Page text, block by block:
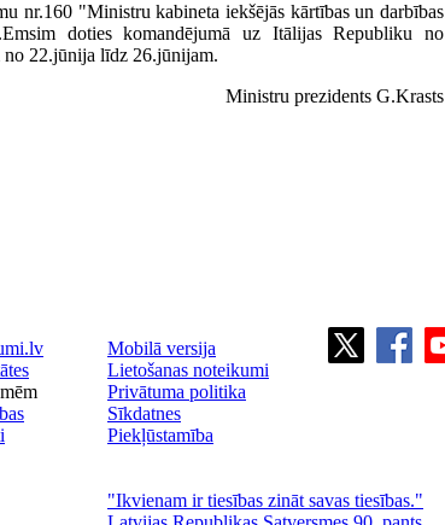
nr.160 "Ministru kabineta iekšējās kārtības un darbības
doties komandējumā uz Itālijas Republiku no
22.jūnija līdz 26.jūnijam.
Ministru prezidents G.Krasts
Mobilā versija
Lietošanas noteikumi
Privātuma politika
Sīkdatnes
Piekļūstamība
"Ikvienam ir tiesības zināt savas tiesības."